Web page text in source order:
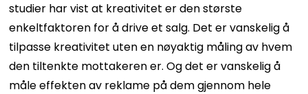
studier har vist at kreativitet er den største
enkeltfaktoren for å drive et salg. Det er vanskelig å
tilpasse kreativitet uten en nøyaktig måling av hvem
den tiltenkte mottakeren er. Og det er vanskelig å
måle effekten av reklame på dem gjennom hele